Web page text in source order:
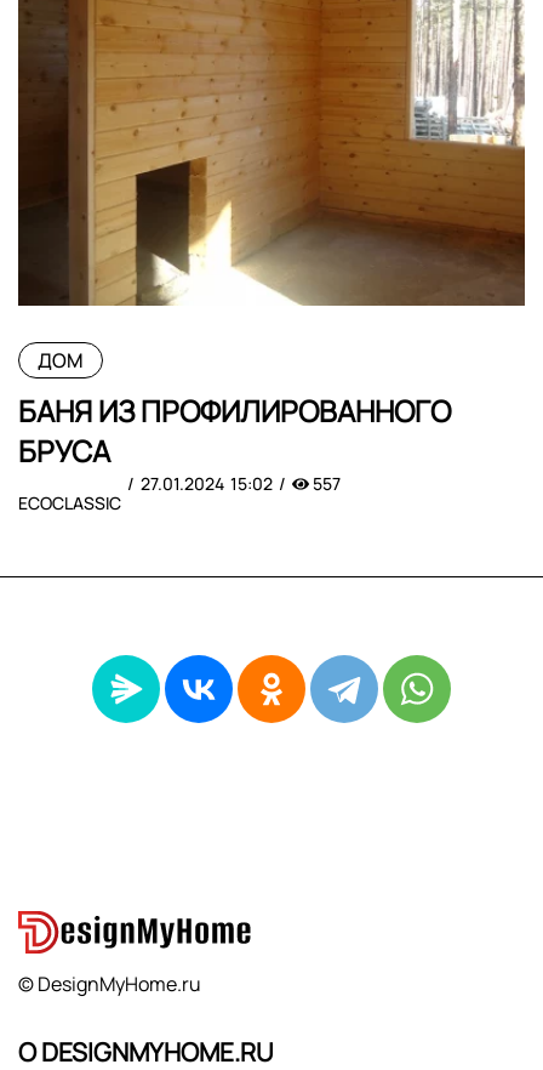
ДОМ
БАНЯ ИЗ ПРОФИЛИРОВАННОГО
БРУСА
ECOCLASSIC
27.01.2024 15:02 557
© DesignMyHome.ru
О DESIGNMYHOME.RU